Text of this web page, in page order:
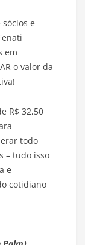
e
em
o valor da
R$ 32,50
todo
– tudo isso
e
cotidiano